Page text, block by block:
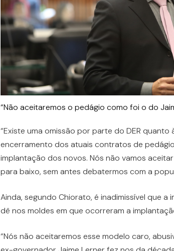
“Não aceitaremos o pedágio como foi o do
“Existe uma omissão por parte do DER
encerramento dos atuais contratos de
implantação dos novos. Nós não vamos
para baixo, sem antes debatermos com a
Ainda, segundo Chiorato, é inadimissível que
dê nos moldes em que ocorreram a
“Nós não aceitaremos esse modelo caro,